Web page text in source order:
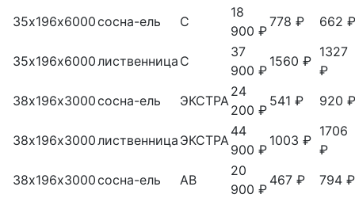
35х196х6000сосна-ель С
18
900 ₽
778 ₽ 662 ₽
35х196х6000лиственница С
37
900 ₽
1560 ₽
1327
₽
38х196х3000сосна-ель ЭКСТРА
24
200 ₽
541 ₽ 920 ₽
38х196х3000лиственница ЭКСТРА
44
900 ₽
1003 ₽
1706
₽
38х196х3000сосна-ель АВ
20
900 ₽
467 ₽ 794 ₽